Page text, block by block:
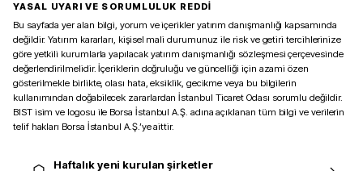
YASAL UYARI VE SORUMLULUK REDDİ
Bu sayfada yer alan bilgi, yorum ve içerikler yatırım danışmanlığı kapsamında
değildir. Yatırım kararları, kişisel mali durumunuz ile risk ve getiri tercihlerinize
göre yetkili kurumlarla yapılacak yatırım danışmanlığı sözleşmesi çerçevesinde
değerlendirilmelidir. İçeriklerin doğruluğu ve güncelliği için azami özen
gösterilmekle birlikte, olası hata, eksiklik, gecikme veya bu bilgilerin
kullanımından doğabilecek zararlardan İstanbul Ticaret Odası sorumlu değildir.
BIST isim ve logosu ile Borsa İstanbul A.Ş. adına açıklanan tüm bilgi ve verilerin
telif hakları Borsa İstanbul A.Ş.’ye aittir.
Haftalık yeni kurulan şirketler